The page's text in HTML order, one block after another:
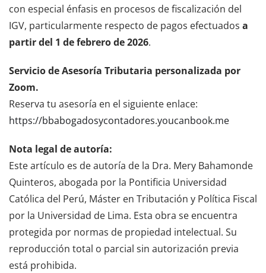
con especial énfasis en procesos de fiscalización del
IGV, particularmente respecto de pagos efectuados a
partir del 1 de febrero de 2026.
Servicio de Asesoría Tributaria personalizada por
Zoom.
Reserva tu asesoría en el siguiente enlace:
https://bbabogadosycontadores.youcanbook.me
Nota legal de autoría:
Este artículo es de autoría de la Dra. Mery Bahamonde
Quinteros, abogada por la Pontificia Universidad
Católica del Perú, Máster en Tributación y Política Fiscal
por la Universidad de Lima. Esta obra se encuentra
protegida por normas de propiedad intelectual. Su
reproducción total o parcial sin autorización previa
está prohibida.